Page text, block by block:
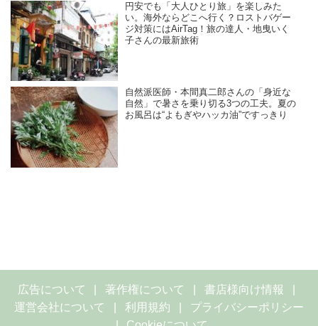
円安でも「大人ひとり旅」を楽しみた
い。海外ならどこへ行く？ロストバゲー
ジ対策にはAirTag！旅の達人・地曳いく
子さんの最新旅術
自然派医師・本間真二郎さんの「身近な
自然」で暑さを乗り切る3つの工夫。夏の
お風呂は“よもぎやハッカ油”ですっきり
広告について 著作権について
書店様向け情報
運営会社について
利用規約
プライバシーポリシー